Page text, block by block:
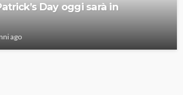
Day oggi sarà in
ago